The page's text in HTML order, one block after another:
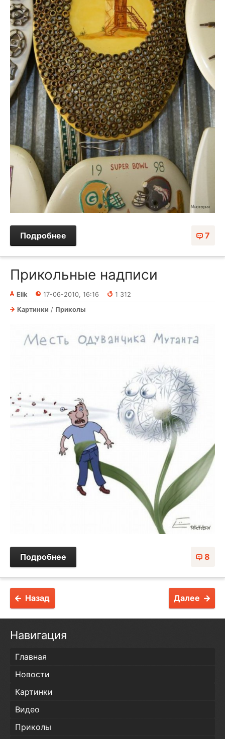
7
Подробнее
Прикольные надписи
Elik 17-06-2010, 16:16
1 312
Картинки / Приколы
8
Подробнее
Назад Далее
Навигация
Главная
Новости
Картинки
Видео
Приколы